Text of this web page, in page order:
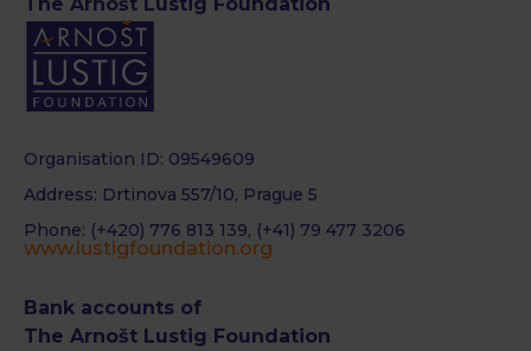
Organisation ID: 09549609
Address: Drtinova 557/10, Prague 5
Phone: (+420) 776 813 139, (+41) 79 477 3206
www.lustigfoundation.org
Bank accounts of
The Arnošt Lustig Foundation